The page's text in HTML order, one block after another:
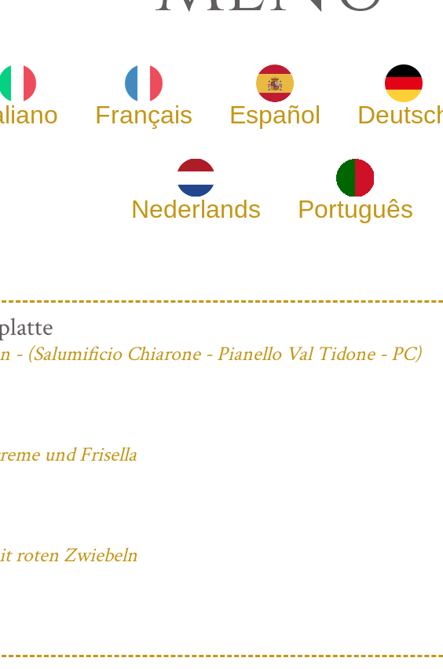
Français Español
Nederlands Português
- (Salumificio Chiarone - Pianello Val Tidone - PC)
und Frisella
roten Zwiebeln